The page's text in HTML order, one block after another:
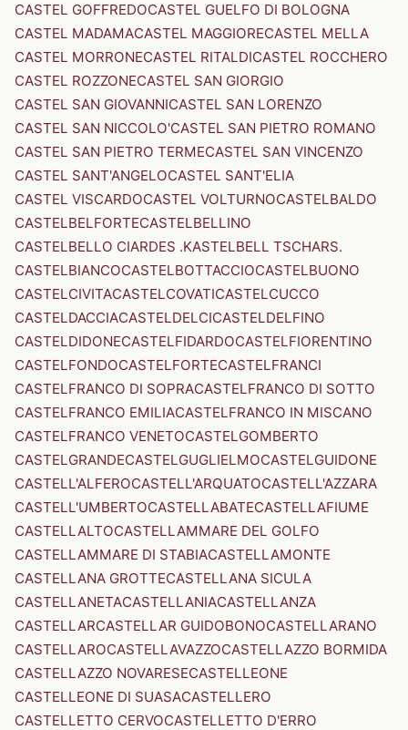
CASTEL GOFFREDOCASTEL GUELFO DI BOLOGNA
CASTEL MADAMACASTEL MAGGIORECASTEL MELLA
CASTEL MORRONECASTEL RITALDICASTEL ROCCHERO
CASTEL ROZZONECASTEL SAN GIORGIO
CASTEL SAN GIOVANNICASTEL SAN LORENZO
CASTEL SAN NICCOLO'CASTEL SAN PIETRO ROMANO
CASTEL SAN PIETRO TERMECASTEL SAN VINCENZO
CASTEL SANT'ANGELOCASTEL SANT'ELIA
CASTEL VISCARDOCASTEL VOLTURNOCASTELBALDO
CASTELBELFORTECASTELBELLINO
CASTELBELLO CIARDES .KASTELBELL TSCHARS.
CASTELBIANCOCASTELBOTTACCIOCASTELBUONO
CASTELCIVITACASTELCOVATICASTELCUCCO
CASTELDACCIACASTELDELCICASTELDELFINO
CASTELDIDONECASTELFIDARDOCASTELFIORENTINO
CASTELFONDOCASTELFORTECASTELFRANCI
CASTELFRANCO DI SOPRACASTELFRANCO DI SOTTO
CASTELFRANCO EMILIACASTELFRANCO IN MISCANO
CASTELFRANCO VENETOCASTELGOMBERTO
CASTELGRANDECASTELGUGLIELMOCASTELGUIDONE
CASTELL'ALFEROCASTELL'ARQUATOCASTELL'AZZARA
CASTELL'UMBERTOCASTELLABATECASTELLAFIUME
CASTELLALTOCASTELLAMMARE DEL GOLFO
CASTELLAMMARE DI STABIACASTELLAMONTE
CASTELLANA GROTTECASTELLANA SICULA
CASTELLANETACASTELLANIACASTELLANZA
CASTELLARCASTELLAR GUIDOBONOCASTELLARANO
CASTELLAROCASTELLAVAZZOCASTELLAZZO BORMIDA
CASTELLAZZO NOVARESECASTELLEONE
CASTELLEONE DI SUASACASTELLERO
CASTELLETTO CERVOCASTELLETTO D'ERRO